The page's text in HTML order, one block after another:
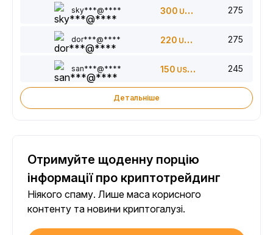
sky***@**** 300 USDT 275
dor***@**** 220 USDT 275
san***@**** 150 USDT 245
Детальніше
Отримуйте щоденну порцію
інформації про криптотрейдинг
Ніякого спаму. Лише маса корисного
контенту та новини криптогалузі.